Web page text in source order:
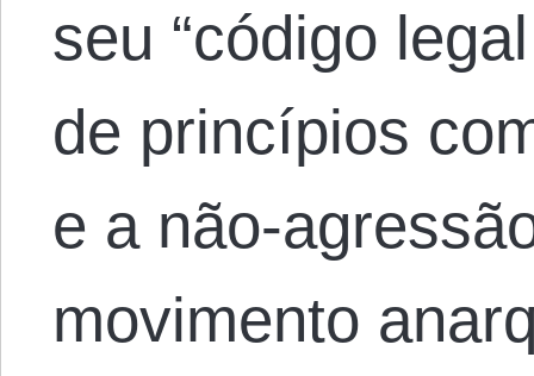
seu “código
de princípios
e a não-
movimento